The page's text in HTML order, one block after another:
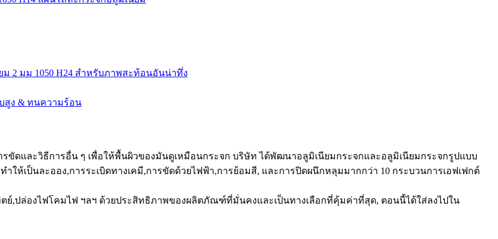
2 มม 1050 H24 สำหรับภาพสะท้อนอันน่าทึ่ง
สูง & ทนความร้อน
ขัดและวิธีการอื่น ๆ เพื่อให้พื้นผิวของมันดูเหมือนกระจก บริษัท ได้พัฒนาอลูมิเนียมกระจกและอลูมิเนียมกระจกรูปแบบ
ให้เป็นละออง,การระเบิดทางเคมี,การขัดด้วยไฟฟ้า,การย้อมสี, และการปิดผนึกหลุมมากกว่า 10 กระบวนการเอฟเฟกต์
,ปล่องไฟโคมไฟ ฯลฯ ด้วยประสิทธิภาพของผลิตภัณฑ์ที่มั่นคงและเป็นทางเลือกที่คุ้มค่าที่สุด, ตอนนี้ได้ใส่ลงไปใน